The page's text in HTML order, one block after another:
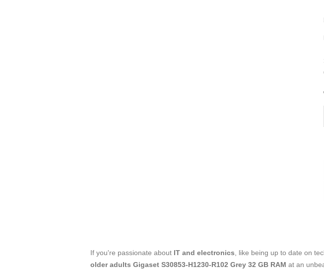
If you're passionate about IT and electronics, like being up to date on
older adults Gigaset S30853-H1230-R102 Grey 32 GB RAM at an